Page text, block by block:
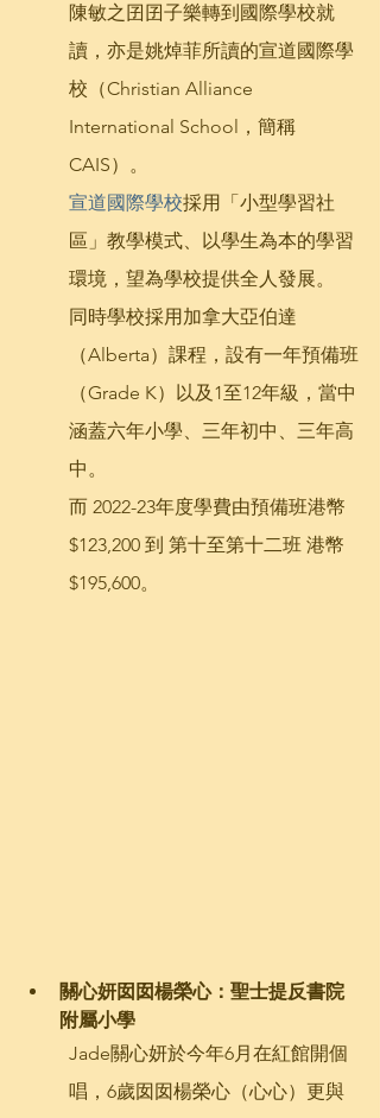
陳敏之囝囝子樂轉到國際學校就
讀，亦是姚焯菲所讀的宣道國際學
校（Christian Alliance
International School，簡稱
CAIS）。
宣道國際學校採用「小型學習社
區」教學模式、以學生為本的學習
環境，望為學校提供全人發展。
同時學校採用加拿大亞伯達
（Alberta）課程，設有一年預備班
（Grade K）以及1至12年級，當中
涵蓋六年小學、三年初中、三年高
中。
而 2022-23年度學費由預備班港幣
$123,200 到 第十至第十二班 港幣
$195,600。
關心妍囡囡楊榮心：聖士提反書院
附屬小學
Jade關心妍於今年6月在紅館開個
唱，6歲囡囡楊榮心（心心）更與